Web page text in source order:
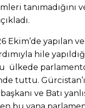
tanımadığını
Ekim’de yapılan
hile
ülkede
tuttu.
ve Batı